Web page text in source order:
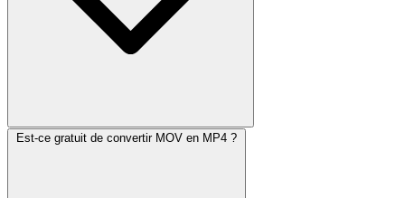
Est-ce gratuit de convertir MOV en MP4 ?